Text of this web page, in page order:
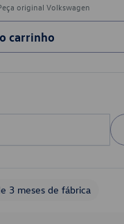
original Volkswagen
carrinho
3 meses de fábrica